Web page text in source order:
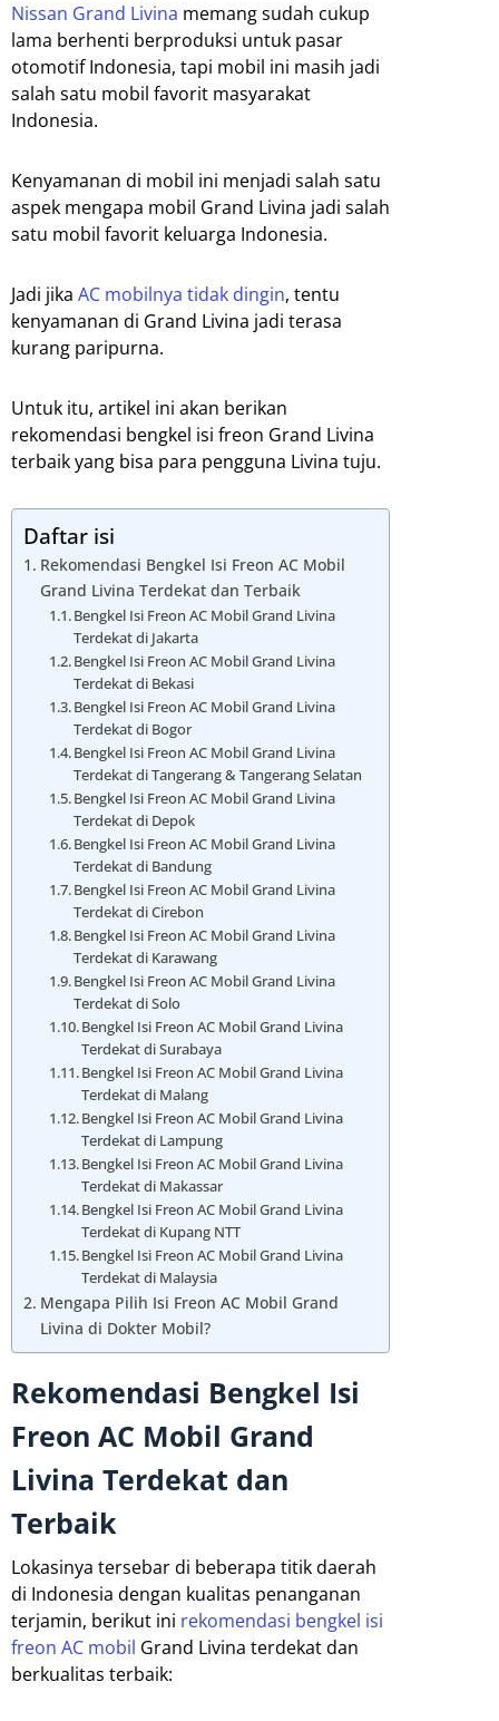
Nissan Grand Livina memang sudah cukup
lama berhenti berproduksi untuk pasar
otomotif Indonesia, tapi mobil ini masih jadi
salah satu mobil favorit masyarakat
Indonesia.
Kenyamanan di mobil ini menjadi salah satu
aspek mengapa mobil Grand Livina jadi salah
satu mobil favorit keluarga Indonesia.
Jadi jika AC mobilnya tidak dingin, tentu
kenyamanan di Grand Livina jadi terasa
kurang paripurna.
Untuk itu, artikel ini akan berikan
rekomendasi bengkel isi freon Grand Livina
terbaik yang bisa para pengguna Livina tuju.
Daftar isi
Rekomendasi Bengkel Isi Freon AC Mobil
Grand Livina Terdekat dan Terbaik
Bengkel Isi Freon AC Mobil Grand Livina
Terdekat di Jakarta
Bengkel Isi Freon AC Mobil Grand Livina
Terdekat di Bekasi
Bengkel Isi Freon AC Mobil Grand Livina
Terdekat di Bogor
Bengkel Isi Freon AC Mobil Grand Livina
Terdekat di Tangerang & Tangerang Selatan
Bengkel Isi Freon AC Mobil Grand Livina
Terdekat di Depok
Bengkel Isi Freon AC Mobil Grand Livina
Terdekat di Bandung
Bengkel Isi Freon AC Mobil Grand Livina
Terdekat di Cirebon
Bengkel Isi Freon AC Mobil Grand Livina
Terdekat di Karawang
Bengkel Isi Freon AC Mobil Grand Livina
Terdekat di Solo
Bengkel Isi Freon AC Mobil Grand Livina
Terdekat di Surabaya
Bengkel Isi Freon AC Mobil Grand Livina
Terdekat di Malang
Bengkel Isi Freon AC Mobil Grand Livina
Terdekat di Lampung
Bengkel Isi Freon AC Mobil Grand Livina
Terdekat di Makassar
Bengkel Isi Freon AC Mobil Grand Livina
Terdekat di Kupang NTT
Bengkel Isi Freon AC Mobil Grand Livina
Terdekat di Malaysia
Mengapa Pilih Isi Freon AC Mobil Grand
Livina di Dokter Mobil?
Rekomendasi Bengkel Isi
Freon AC Mobil Grand
Livina Terdekat dan
Terbaik
Lokasinya tersebar di beberapa titik daerah
di Indonesia dengan kualitas penanganan
terjamin, berikut ini rekomendasi bengkel isi
freon AC mobil Grand Livina terdekat dan
berkualitas terbaik: